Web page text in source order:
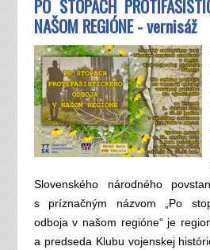
PO STOPÁCH
NAŠOM REGIÓNE - vernisáž
Slovenského národného
s príznačným názvom „Po
odboja v našom regióne“ je
a predseda Klubu vojenskej